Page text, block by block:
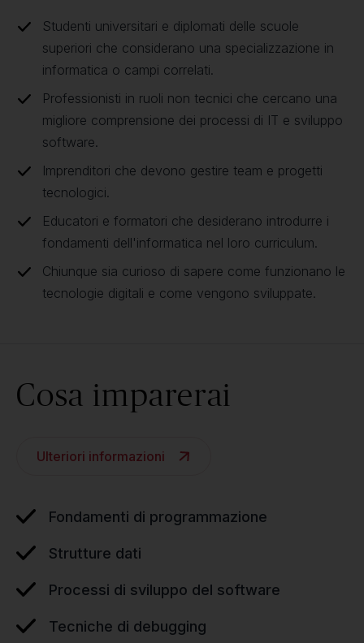
Studenti universitari e diplomati delle scuole
superiori che considerano una specializzazione in
informatica o campi correlati.
Professionisti in ruoli non tecnici che cercano una
migliore comprensione dei processi di IT e sviluppo
software.
Imprenditori che devono gestire team e progetti
tecnologici.
Educatori e formatori che desiderano introdurre i
fondamenti dell'informatica nel loro curriculum.
Chiunque sia curioso di sapere come funzionano le
tecnologie digitali e come vengono sviluppate.
Cosa imparerai
Ulteriori informazioni
Fondamenti di programmazione
Strutture dati
Processi di sviluppo del software
Tecniche di debugging